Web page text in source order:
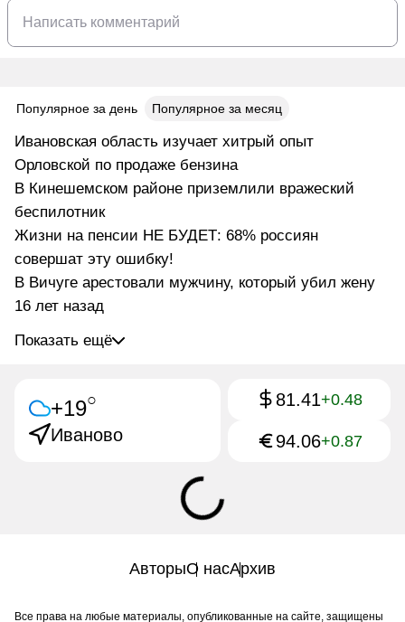
Популярное за день Популярное за месяц
Ивановская область изучает хитрый опыт
Орловской по продаже бензина
В Кинешемском районе приземлили вражеский
беспилотник
Жизни на пенсии НЕ БУДЕТ: 68% россиян
совершат эту ошибку!
В Вичуге арестовали мужчину, который убил жену
16 лет назад
Показать ещё
+19○
Иваново
81.41+0.48
94.06+0.87
АвторыО насАрхив
Все права на любые материалы, опубликованные на сайте, защищены